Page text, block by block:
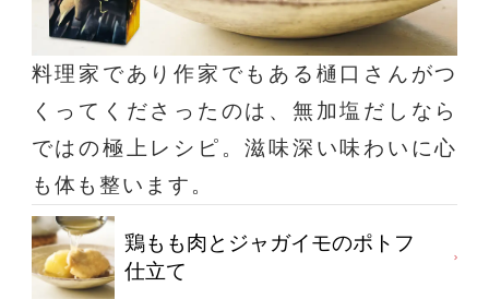
料理家であり作家でもある樋口さんがつ
くってくださったのは、無加塩だしなら
ではの極上レシピ。滋味深い味わいに心
も体も整います。
鶏もも肉とジャガイモのポトフ
仕立て